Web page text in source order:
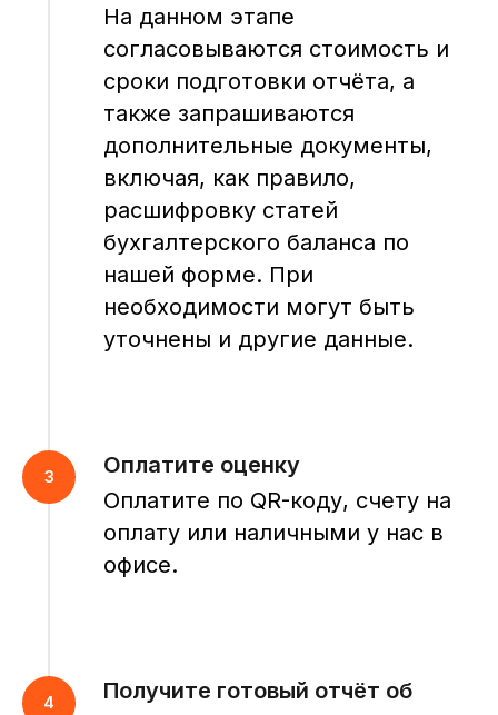
На данном этапе
согласовываются стоимость и
сроки подготовки отчёта, а
также запрашиваются
дополнительные документы,
включая, как правило,
расшифровку статей
бухгалтерского баланса по
нашей форме. При
необходимости могут быть
уточнены и другие данные.
Оплатите оценку
Оплатите по QR-коду, счету на
оплату или наличными у нас в
офисе.
Получите готовый отчёт об